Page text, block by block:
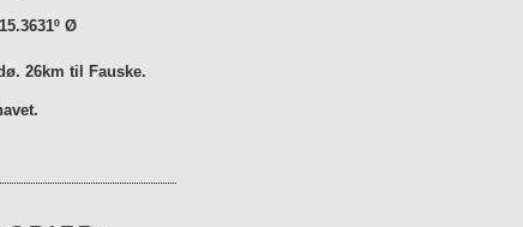
Ø
26km til Fauske.